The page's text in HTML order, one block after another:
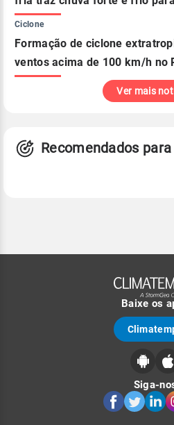
Ciclone
Formação de ciclone
ventos acima de 100 km/h no
Ver mais
Recomendados
Baixe os
Siga-